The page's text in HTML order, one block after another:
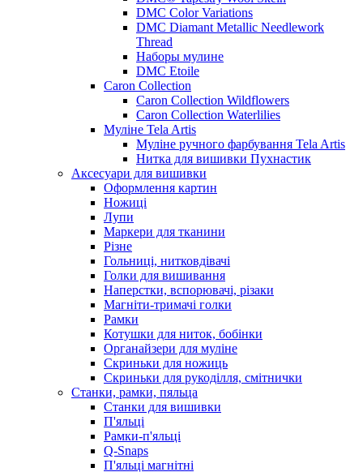
DMC Color Variations
DMC Diamant Metallic Needlework
Thread
Наборы мулине
DMC Etoile
Caron Collection
Caron Collection Wildflowers
Caron Collection Waterlilies
Муліне Tela Artis
Муліне ручного фарбування Tela Artis
Нитка для вишивки Пухнастик
Аксесуари для вишивки
Оформлення картин
Ножиці
Лупи
Маркери для тканини
Різне
Гольниці, нитковдівачі
Голки для вишивання
Наперстки, вспорювачі, різаки
Магніти-тримачі голки
Рамки
Котушки для ниток, бобінки
Органайзери для муліне
Скриньки для ножиць
Скриньки для рукоділля, смітнички
Станки, рамки, пяльца
Станки для вишивки
П'яльці
Рамки-п'яльці
Q-Snaps
П'яльці магнітні